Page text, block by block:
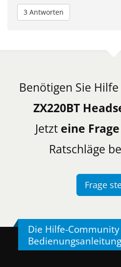
3 Antworten
Benötigen Sie
ZX220BT
Jetzt eine
Ratschläge
Frage
Die Hilfe-Community